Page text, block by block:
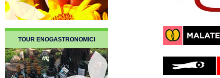
TOUR ENOGASTRONOMICI